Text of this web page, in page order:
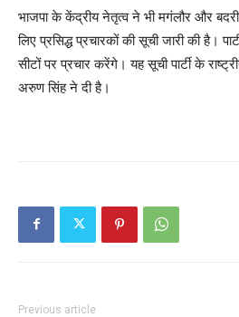
भाजपा के केंद्रीय नेतृत्व ने भी मगंलौर और
लिए प्रसिद्ध प्रचारकों की सूची जारी की है।
सीटों पर प्रचार करेंगे। यह सूची पार्टी के
अरुण सिंह ने दी है।
Previous article